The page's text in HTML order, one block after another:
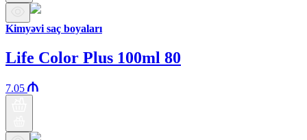
Kimyəvi saç boyaları
Life Color Plus 100ml 80
7.05